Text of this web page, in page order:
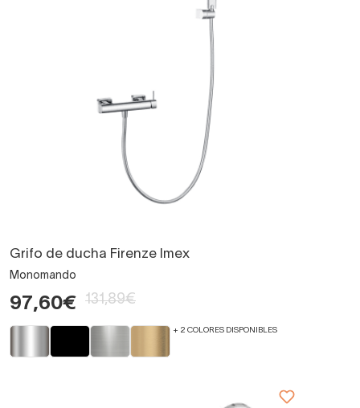
Grifo de ducha Firenze Imex
Monomando
97,60€ 131,89€
+ 2 COLORES DISPONIBLES